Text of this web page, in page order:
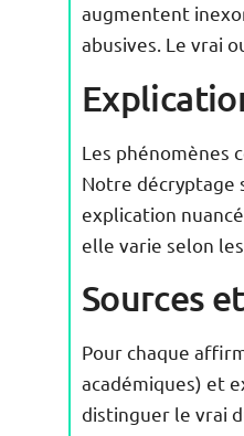
augmentent
abusives. Le vrai
Les phénomènes
Notre décryptage
explication
elle varie selon
Sources
Pour chaque
académiques) et
distinguer le vrai